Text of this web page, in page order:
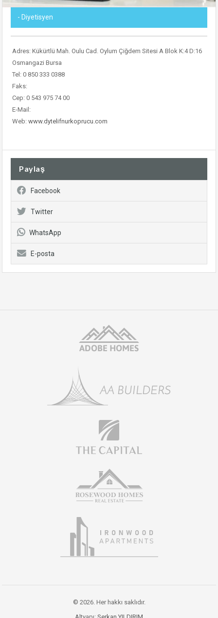
- Diyetisyen
Adres: Kükürtlü Mah. Oulu Cad. Oylum Çiğdem Sitesi A Blok K:4 D:16
Osmangazi Bursa
Tel: 0 850 333 0388
Faks:
Cep: 0 543 975 74 00
E-Mail:
Web: www.dytelifnurkoprucu.com
Paylaş
Facebook
Twitter
WhatsApp
E-posta
© 2026. Her hakkı saklıdır.